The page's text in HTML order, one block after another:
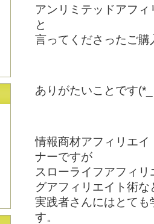
アンリミテッドアフ
と
言ってくださったご
ありがたいことです
情報商材アフィリエ
ナーですが
スローライフアフィ
グアフィリエイト術な
実践者さんにはとて
す。